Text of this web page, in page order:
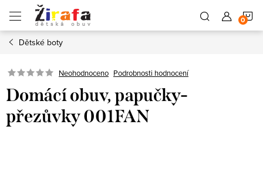
obsah
Dětské boty
Neohodnoceno Podrobnosti hodnocení
Domácí obuv, papučky-
přezůvky 001FAN